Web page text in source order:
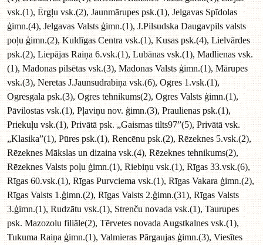
vsk.(1), Ērgļu vsk.(2), Jaunmārupes psk.(1), Jelgavas Spīdolas
ģimn.(4), Jelgavas Valsts ģimn.(1), J.Pilsudska Daugavpils valsts
poļu ģimn.(2), Kuldīgas Centra vsk.(1), Kusas psk.(4), Lielvārdes
psk.(2), Liepājas Raiņa 6.vsk.(1), Lubānas vsk.(1), Madlienas vsk.
(1), Madonas pilsētas vsk.(3), Madonas Valsts ģimn.(1), Mārupes
vsk.(3), Neretas J.Jaunsudrabiņa vsk.(6), Ogres 1.vsk.(1),
Ogresgala psk.(3), Ogres tehnikums(2), Ogres Valsts ģimn.(1),
Pāvilostas vsk.(1), Pļaviņu nov. ģimn.(3), Praulienas psk.(1),
Priekuļu vsk.(1), Privātā psk. „Gaismas tilts97”(5), Privātā vsk.
„Klasika”(1), Pūres psk.(1), Rencēnu psk.(2), Rēzeknes 5.vsk.(2),
Rēzeknes Mākslas un dizaina vsk.(4), Rēzeknes tehnikums(2),
Rēzeknes Valsts poļu ģimn.(1), Riebiņu vsk.(1), Rīgas 33.vsk.(6),
Rīgas 60.vsk.(1), Rīgas Purvciema vsk.(1), Rīgas Vakara ģimn.(2),
Rīgas Valsts 1.ģimn.(2), Rīgas Valsts 2.ģimn.(31), Rīgas Valsts
3.ģimn.(1), Rudzātu vsk.(1), Strenču novada vsk.(1), Taurupes
psk. Mazozolu filiāle(2), Tērvetes novada Augstkalnes vsk.(1),
Tukuma Raiņa ģimn.(1), Valmieras Pārgaujas ģimn.(3), Viesītes